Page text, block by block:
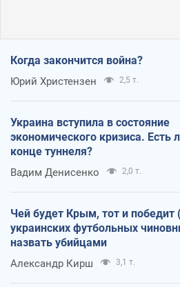
Когда закончится война?
Юрий Христензен 2,5 т.
Украина вступила в состояние
экономического кризиса. Есть
конце туннеля?
Вадим Денисенко 2,0 т.
Чей будет Крым, тот и победит
украинских футбольных
назвать убийцами
Александр Кирш 3,1 т.